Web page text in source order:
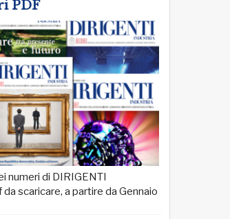
PDF
numeri di DIRIGENTI
scaricare, a partire da Gennaio